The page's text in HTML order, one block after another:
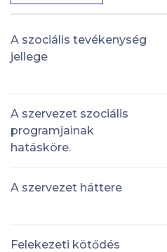
A szociális tevékenység
jellege
A szervezet szociális
programjainak
hatásköre.
A szervezet háttere
Felekezeti kötődés